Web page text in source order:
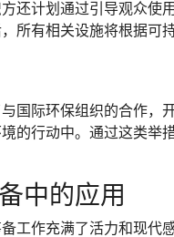
还计划通过引导观众使
所有相关设施将根据可
国际环保组织的合作，
的行动中。通过这类举
中的应用
工作充满了活力和现代